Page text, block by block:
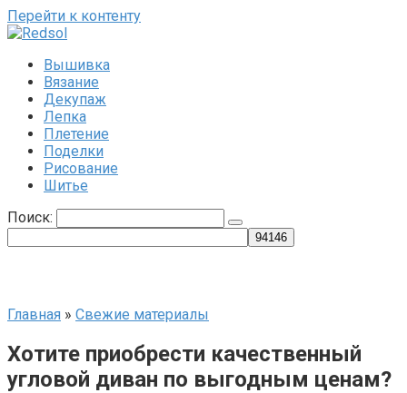
Перейти к контенту
Вышивка
Вязание
Декупаж
Лепка
Плетение
Поделки
Рисование
Шитье
Поиск:
Главная » Свежие материалы
Хотите приобрести качественный
угловой диван по выгодным ценам?